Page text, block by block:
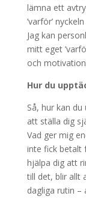
lämna ett
’varför’
Jag kan
mitt eget
och
Hur du
Så, hur kan du
att ställa dig
Vad ger mig
inte fick betalt
hjälpa dig att
till det, blir allt
dagliga rutin –